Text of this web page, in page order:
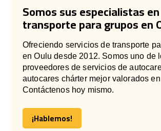
Somos sus especialistas en
transporte para grupos en
Ofreciendo servicios de transporte
en Oulu desde 2012. Somos uno de
proveedores de servicios de
autocares chárter mejor valorados
Contáctenos hoy mismo.
¡Hablemos!
¡Hablemos!